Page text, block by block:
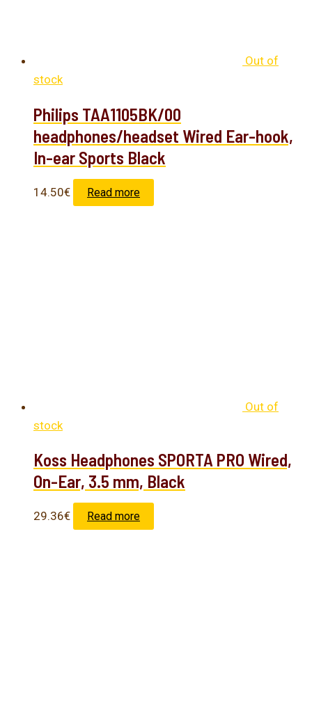
Out of
stock
Philips TAA1105BK/00
headphones/headset Wired Ear-hook,
In-ear Sports Black
14.50€ Read more
Out of
stock
Koss Headphones SPORTA PRO Wired,
On-Ear, 3.5 mm, Black
29.36€ Read more